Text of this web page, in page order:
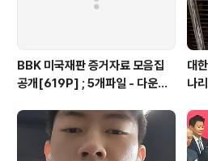
BBK 미국재판 증거자료 모음집
공개[619P] ; 5개파일 - 다운로
대
나